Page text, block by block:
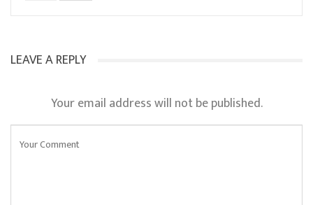
LEAVE A REPLY
Your email address will not be published.